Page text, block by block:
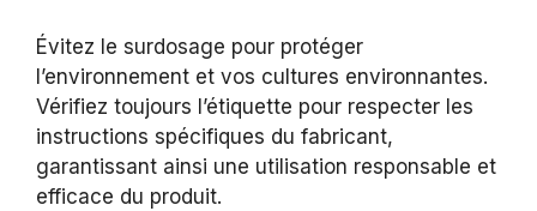
Évitez le surdosage pour protéger
l’environnement et vos cultures environnantes.
Vérifiez toujours l’étiquette pour respecter les
instructions spécifiques du fabricant,
garantissant ainsi une utilisation responsable et
efficace du produit.